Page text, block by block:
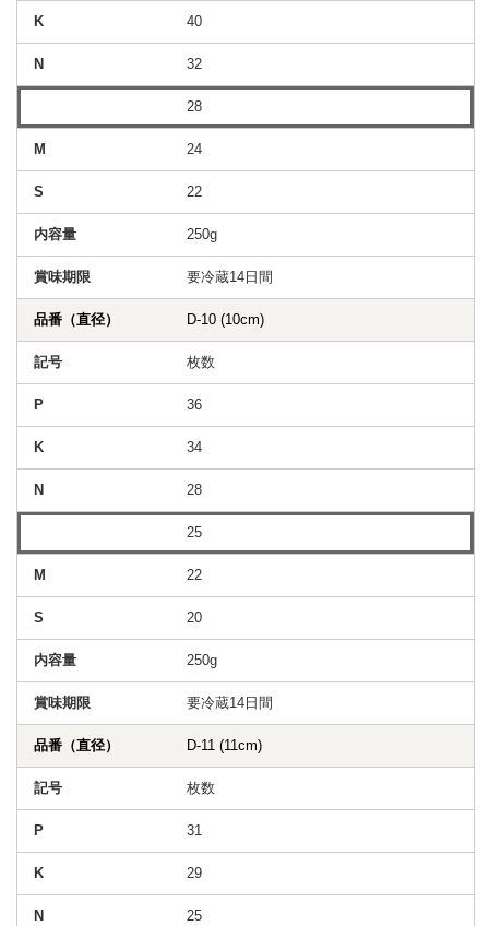
40
32
28
24
22
250g
要冷蔵14日間
D-10 (10cm)
枚数
36
34
28
25
22
20
250g
要冷蔵14日間
D-11 (11cm)
枚数
31
29
25